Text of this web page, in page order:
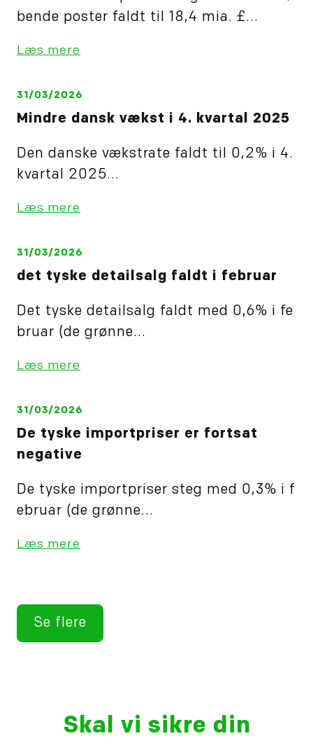
bende poster faldt til 18,4 mia. £...
Læs mere
31/03/2026
Mindre dansk vækst i 4. kvartal 2025
Den danske vækstrate faldt til 0,2% i 4.
kvartal 2025...
Læs mere
31/03/2026
det tyske detailsalg faldt i februar
Det tyske detailsalg faldt med 0,6% i fe
bruar (de grønne...
Læs mere
31/03/2026
De tyske importpriser er fortsat
negative
De tyske importpriser steg med 0,3% i f
ebruar (de grønne...
Læs mere
Se flere
Skal vi sikre din